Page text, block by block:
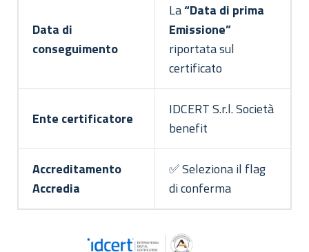
Data di
conseguimento
La“Data di prima
Emissione”
riportata sul
certificato
Ente certificatore
IDCERT S.r.l. Società
benefit
Accreditamento
Accredia
✅ Seleziona il flag
di conferma